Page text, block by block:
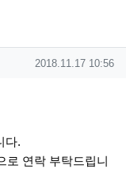
작성일
2018.11.17 10:56
다.
로 연락 부탁드립니